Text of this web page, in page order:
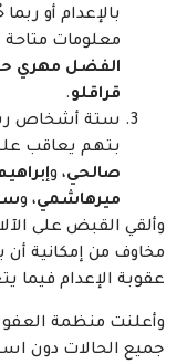
بالإعدام أو
معلومات
الفضل مهري
قراقلو.
ستة أشخاص
بتهم يعاقب
صالحي، و
ميرهاشمي، و
وألقي القبض على
مخاوف من إمكانية أن
عقوبة الإعدام فيما
وأعلنت منظمة العفو
جميع الحالات دون